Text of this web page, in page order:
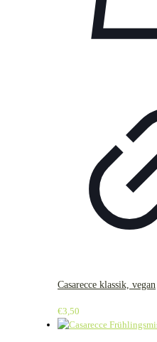
Casarecce klassik, vegan
€3,50